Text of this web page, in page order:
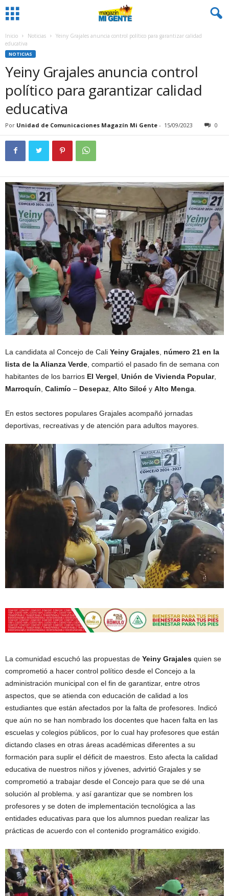
Inicio Noticias
Yeiny Grajales anuncia control político para garantizar calidad
educativa
NOTICIAS
Yeiny Grajales anuncia control
político para garantizar calidad
educativa
Por Unidad de Comunicaciones Magazín Mi Gente - 15/09/2023 0
La candidata al Concejo de Cali Yeiny Grajales número 21 en la
lista de la Alianza Verde , compartió el pasado fin de semana con
habitantes de los barrios El Vergel Unión de Vivienda Popular,
Marroquín Calimío – Desepaz Alto Siloé y Alto Menga
En estos sectores populares Grajales acompañó jornadas
deportivas, recreativas y de atención para adultos mayores.
La comunidad escuchó las propuestas de Yeiny Grajales quien se
comprometió a hacer control político desde el Concejo a la
administración municipal con el fin de garantizar, entre otros
aspectos, que se atienda con educación de calidad a los
estudiantes que están afectados por la falta de profesores. Indicó
que aún no se han nombrado los docentes que hacen falta en las
escuelas y colegios públicos, por lo cual hay profesores que están
dictando clases en otras áreas académicas diferentes a su
formación para suplir el déficit de maestros. Esto afecta la calidad
educativa de nuestros niños y jóvenes, advirtió Grajales y se
comprometió a trabajar desde el Concejo para que se dé una
solución al problema. y así garantizar que se nombren los
profesores y se doten de implementación tecnológica a las
entidades educativas para que los alumnos puedan realizar las
prácticas de acuerdo con el contenido programático exigido.